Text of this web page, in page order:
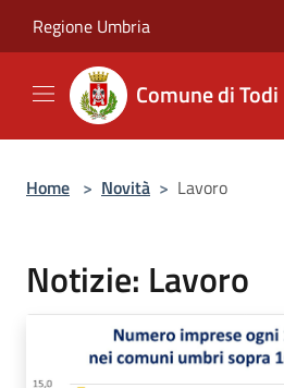
Regione Umbria
Comune di Todi
Home > Novità > Lavoro
Notizie: Lavoro